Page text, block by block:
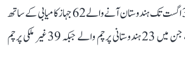
چکا ہے۔ انہوں نے کہا کہ 3 اگست تک ہندوستان آنے والے 62 جہاز کامیابی کے ساتھ
آبنائے ہرمز سے گزرے، جن میں 23 ہندوستانی پرچم والے جبکہ 39 غیر ملکی پرچم